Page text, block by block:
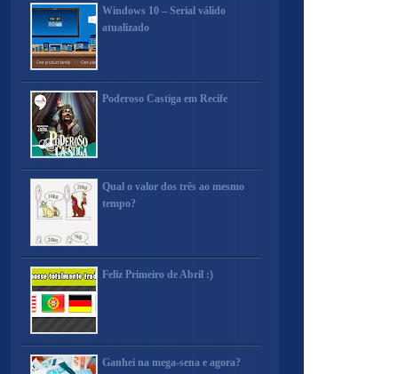
Windows 10 – Serial válido
atualizado
Poderoso Castiga em Recife
Qual o valor dos três ao mesmo
tempo?
Feliz Primeiro de Abril :)
Ganhei na mega-sena e agora?